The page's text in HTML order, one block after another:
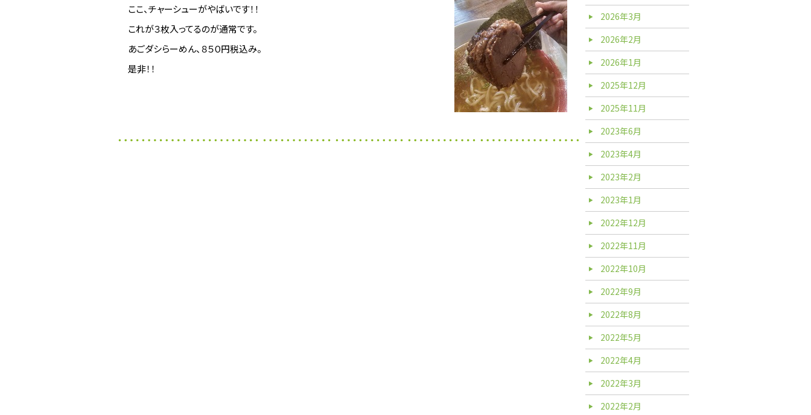
ここ、チャーシューがやばいです！！
これが３枚入ってるのが通常です。
あごダシらーめん、８５０円税込み。
是非！！
2026年3月
2026年2月
2026年1月
2025年12月
2025年11月
2023年6月
2023年4月
2023年2月
2023年1月
2022年12月
2022年11月
2022年10月
2022年9月
2022年8月
2022年5月
2022年4月
2022年3月
2022年2月